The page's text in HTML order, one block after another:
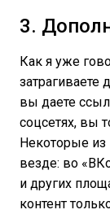
3.
Как я уже
затрагиваете
вы даете
соцсетях, вы
Некоторые
везде: во
и других
контент